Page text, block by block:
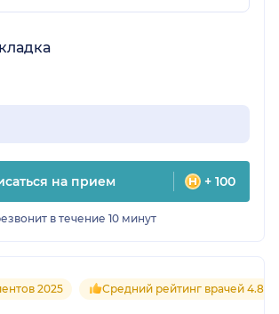
на прием + 100
в течение 10 минут
2025 Средний рейтинг врачей 4.8